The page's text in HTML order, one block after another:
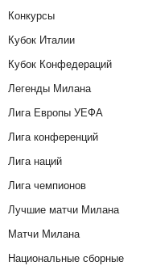
Конкурсы
Кубок Италии
Кубок Конфедераций
Легенды Милана
Лига Европы УЕФА
Лига конференций
Лига наций
Лига чемпионов
Лучшие матчи Милана
Матчи Милана
Национальные сборные